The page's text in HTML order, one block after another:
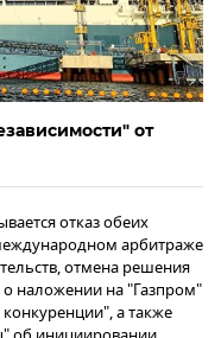
от
отказ обеих
арбитраже
отмена решения
наложении на "Газпром"
а также